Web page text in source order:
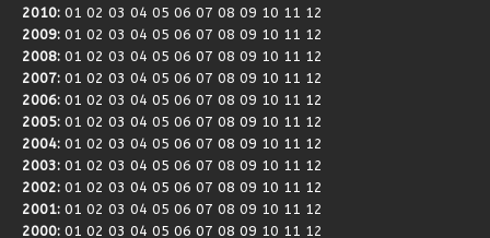
2010: 01 02 03 04 05 06 07 08 09 10 11 12
2009: 01 02 03 04 05 06 07 08 09 10 11 12
2008: 01 02 03 04 05 06 07 08 09 10 11 12
2007: 01 02 03 04 05 06 07 08 09 10 11 12
2006: 01 02 03 04 05 06 07 08 09 10 11 12
2005: 01 02 03 04 05 06 07 08 09 10 11 12
2004: 01 02 03 04 05 06 07 08 09 10 11 12
2003: 01 02 03 04 05 06 07 08 09 10 11 12
2002: 01 02 03 04 05 06 07 08 09 10 11 12
2001: 01 02 03 04 05 06 07 08 09 10 11 12
2000: 01 02 03 04 05 06 07 08 09 10 11 12